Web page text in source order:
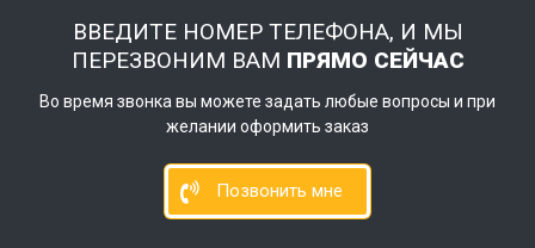
ВВЕДИТЕ НОМЕР ТЕЛЕФОНА, И МЫ
ПЕРЕЗВОНИМ ВАМ ПРЯМО СЕЙЧАС
Во время звонка вы можете задать любые вопросы и при
желании оформить заказ
Позвонить мне